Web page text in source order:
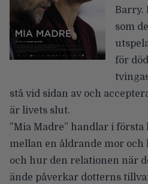
Barry.
som
för
stå vid sidan av och
är livets slut.
”Mia Madre” handlar i
mellan en åldrande mor och
och hur den relationen när
ände påverkar dotterns